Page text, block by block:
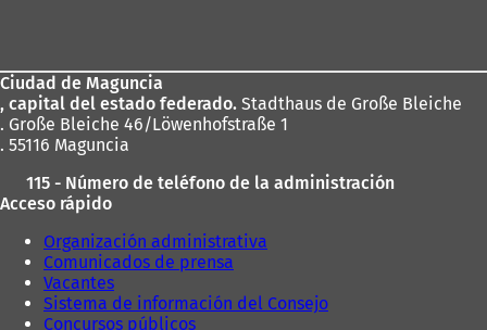
pies
Ciudad de Maguncia
, capital del estado federado. Stadthaus de Große Bleiche
. Große Bleiche 46/Löwenhofstraße 1
. 55116 Maguncia
115 - Número de teléfono de la administración
Acceso rápido
Organización administrativa
Comunicados de prensa
Vacantes
Sistema de información del Consejo
Concursos públicos